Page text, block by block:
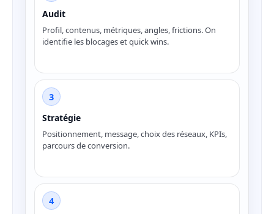
Audit
Profil, contenus, métriques, angles, frictions. On
identifie les blocages et quick wins.
3
Stratégie
Positionnement, message, choix des réseaux, KPIs,
parcours de conversion.
4